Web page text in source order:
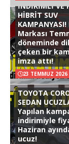
İNDİRİMLİ VE
HİBRİT SUV
KAMPANYASI!
Markası
döneminde
çeken bir
imza attı!
23 TEMMUZ 2026
TOYOTA
SEDAN
Yapılan
indirimiyle
Haziran
ucuz!